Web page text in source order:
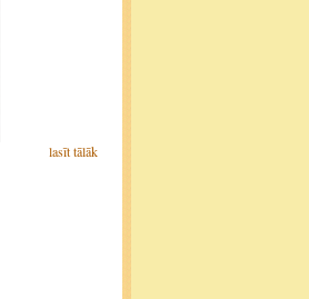
lasīt tālāk